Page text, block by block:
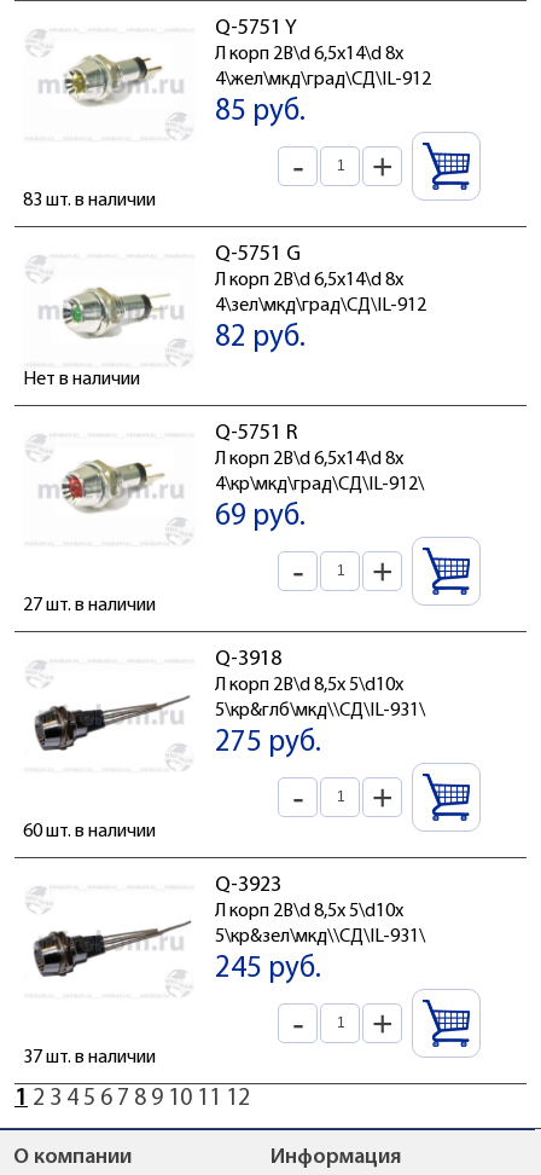
Q-5751 Y
Л корп 2В\d 6,5x14\d 8x
4\жел\мкд\град\СД\IL-912
85 руб.
- +
83 шт. в наличии
Q-5751 G
Л корп 2В\d 6,5x14\d 8x
4\зел\мкд\град\СД\IL-912
82 руб.
Нет в наличии
Q-5751 R
Л корп 2В\d 6,5x14\d 8x
4\кр\мкд\град\СД\IL-912\
69 руб.
- +
27 шт. в наличии
Q-3918
Л корп 2В\d 8,5x 5\d10x
5\кр&глб\мкд\\СД\IL-931\
275 руб.
- +
60 шт. в наличии
Q-3923
Л корп 2В\d 8,5x 5\d10x
5\кр&зел\мкд\\СД\IL-931\
245 руб.
- +
37 шт. в наличии
1 2 3 4 5 6 7 8 9 10 11 12
О компании Информация